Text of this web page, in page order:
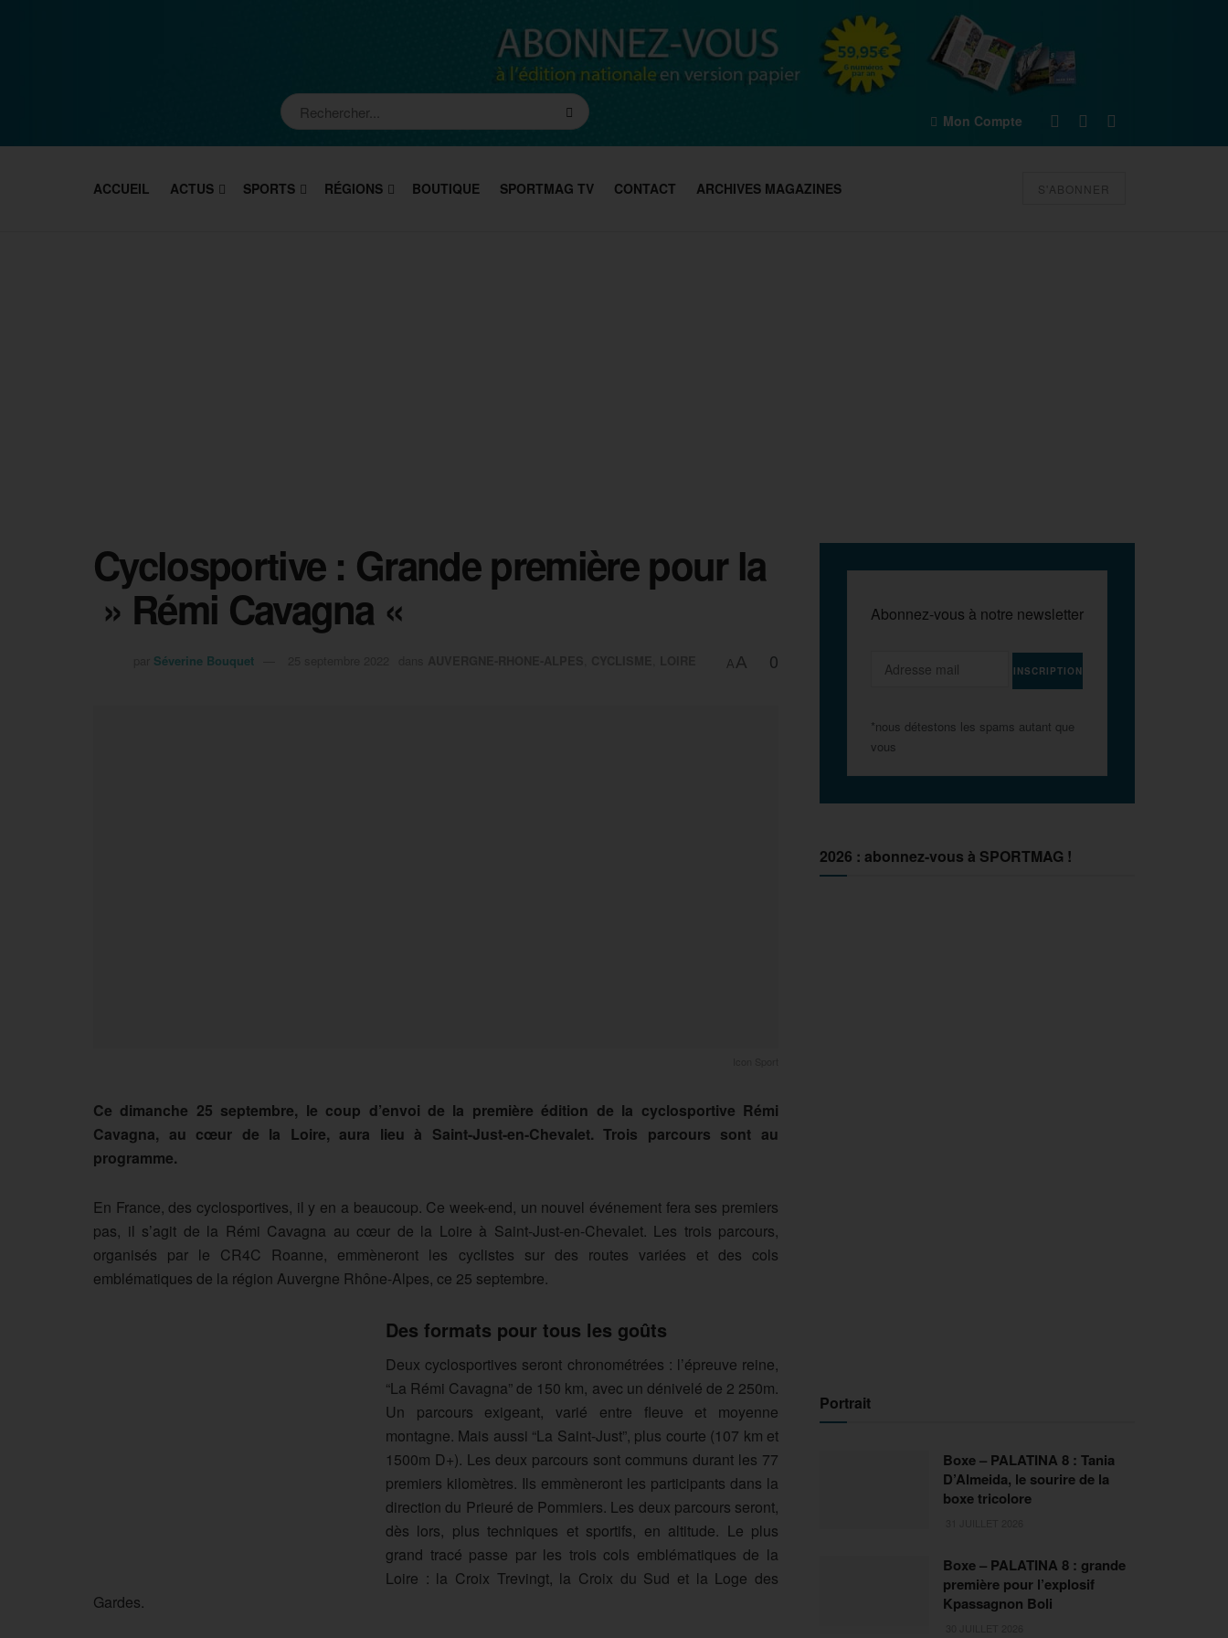
Mon Compte
ACCUEIL ACTUS SPORTS RÉGIONS BOUTIQUE SPORTMAG TV CONTACT ARCHIVES MAGAZINES S'ABONNER
Cyclosportive : Grande première pour la
» Rémi Cavagna «
Séverine Bouquet A A 0
Ce dimanche 25 septembre, le coup d’envoi de la première édition de la cyclosportive Rémi
Cavagna, au cœur de la Loire, aura lieu à Saint-Just-en-Chevalet. Trois parcours sont au
programme.
En France, des cyclosportives, il y en a beaucoup. Ce week-end, un nouvel événement fera ses premiers
pas, il s’agit de la Rémi Cavagna au cœur de la Loire à Saint-Just-en-Chevalet. Les trois parcours,
organisés par le CR4C Roanne, emmèneront les cyclistes sur des routes variées et des cols
emblématiques de la région Auvergne Rhône-Alpes, ce 25 septembre.
Des formats pour tous les goûts
Deux cyclosportives seront chronométrées : l’épreuve reine,
“La Rémi Cavagna” de 150 km, avec un dénivelé de 2 250m.
Un parcours exigeant, varié entre fleuve et moyenne
montagne. Mais aussi “La Saint-Just”, plus courte (107 km et
1500m D+). Les deux parcours sont communs durant les 77
premiers kilomètres. Ils emmèneront les participants dans la
direction du Prieuré de Pommiers. Les deux parcours seront,
dès lors, plus techniques et sportifs, en altitude. Le plus
grand tracé passe par les trois cols emblématiques de la
Loire : la Croix Trevingt, la Croix du Sud et la Loge des
Gardes.
Abonnez-vous à notre newsletter
*nous détestons les spams autant que
vous
2026 : abonnez-vous à SPORTMAG !
Portrait
Boxe – PALATINA 8 : Tania
D’Almeida, le sourire de la
boxe tricolore
Boxe – PALATINA 8 : grande
première pour l’explosif
Kpassagnon Boli